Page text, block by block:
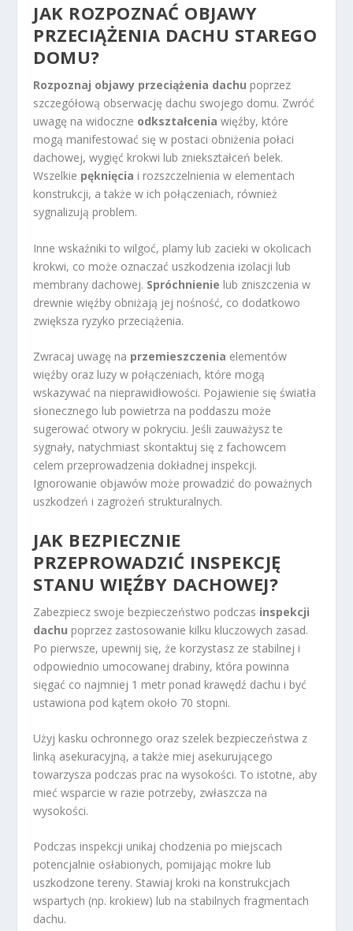
JAK ROZPOZNAĆ OBJAWY
PRZECIĄŻENIA DACHU STAREGO
DOMU?
Rozpoznaj objawy przeciążenia dachu poprzez
szczegółową obserwację dachu swojego domu. Zwróć
uwagę na widoczne odkształcenia więźby, które
mogą manifestować się w postaci obniżenia połaci
dachowej, wygięć krokwi lub zniekształceń belek.
Wszelkie pęknięcia i rozszczelnienia w elementach
konstrukcji, a także w ich połączeniach, również
sygnalizują problem.
Inne wskaźniki to wilgoć, plamy lub zacieki w okolicach
krokwi, co może oznaczać uszkodzenia izolacji lub
membrany dachowej. Spróchnienie lub zniszczenia w
drewnie więźby obniżają jej nośność, co dodatkowo
zwiększa ryzyko przeciążenia.
Zwracaj uwagę na przemieszczenia elementów
więźby oraz luzy w połączeniach, które mogą
wskazywać na nieprawidłowości. Pojawienie się światła
słonecznego lub powietrza na poddaszu może
sugerować otwory w pokryciu. Jeśli zauważysz te
sygnały, natychmiast skontaktuj się z fachowcem
celem przeprowadzenia dokładnej inspekcji.
Ignorowanie objawów może prowadzić do poważnych
uszkodzeń i zagrożeń strukturalnych.
JAK BEZPIECZNIE
PRZEPROWADZIĆ INSPEKCJĘ
STANU WIĘŹBY DACHOWEJ?
Zabezpiecz swoje bezpieczeństwo podczas inspekcji
dachu poprzez zastosowanie kilku kluczowych zasad.
Po pierwsze, upewnij się, że korzystasz ze stabilnej i
odpowiednio umocowanej drabiny, która powinna
sięgać co najmniej 1 metr ponad krawędź dachu i być
ustawiona pod kątem około 70 stopni.
Użyj kasku ochronnego oraz szelek bezpieczeństwa z
linką asekuracyjną, a także miej asekurującego
towarzysza podczas prac na wysokości. To istotne, aby
mieć wsparcie w razie potrzeby, zwłaszcza na
wysokości.
Podczas inspekcji unikaj chodzenia po miejscach
potencjalnie osłabionych, pomijając mokre lub
uszkodzone tereny. Stawiaj kroki na konstrukcjach
wspartych (np. krokiew) lub na stabilnych fragmentach
dachu.